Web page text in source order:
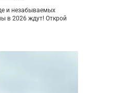
и незабываемых
в 2026 ждут! Открой